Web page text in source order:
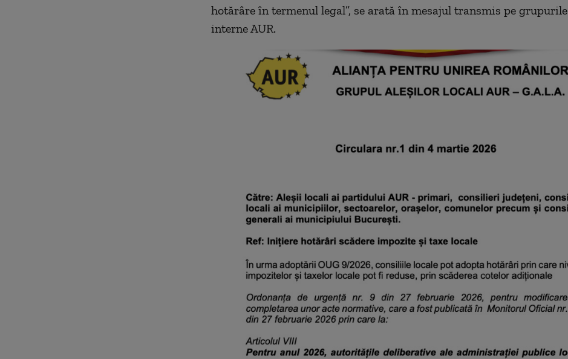
hotărâre în termenul legal”, se arată în mesajul transmis pe grupurile
interne AUR.